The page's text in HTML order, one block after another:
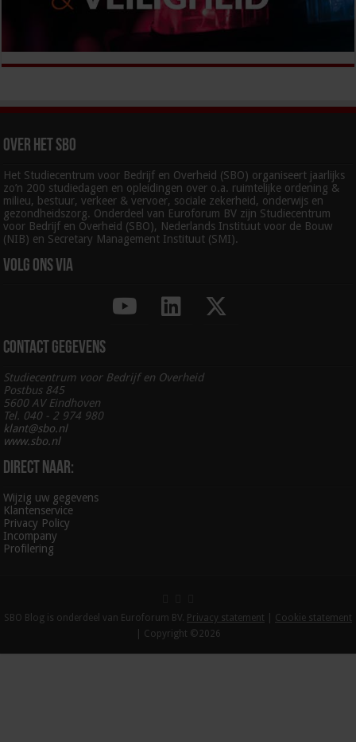
Over het SBO
Het Studiecentrum voor Bedrijf en Overheid (SBO) organiseert jaarlijks
zo’n 200 studiedagen en opleidingen over o.a. ruimtelijke ordening &
milieu, bestuur, verkeer & vervoer, sociale zekerheid, onderwijs en
gezondheidszorg. Onderdeel van Euroforum BV zijn Studiecentrum
voor Bedrijf en Overheid (SBO), Nederlands Instituut voor de Bouw
(NIB) en Secretary Management Instituut (SMI).
Volg ons via
Contact gegevens
Studiecentrum voor Bedrijf en Overheid
Postbus 845
5600 AV Eindhoven
Tel. 040 - 2 974 980
klant@sbo.nl
www.sbo.nl
Direct naar:
Wijzig uw gegevens
Klantenservice
Privacy Policy
Incompany
Profilering
SBO Blog is onderdeel van Euroforum BV. Privacy statement
Cookie statement
| Copyright ©2026